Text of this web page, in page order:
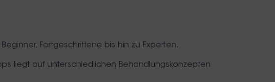
Fortgeschrittene bis hin zu Experten.
liegt auf unterschiedlichen Behandlungskonzepten